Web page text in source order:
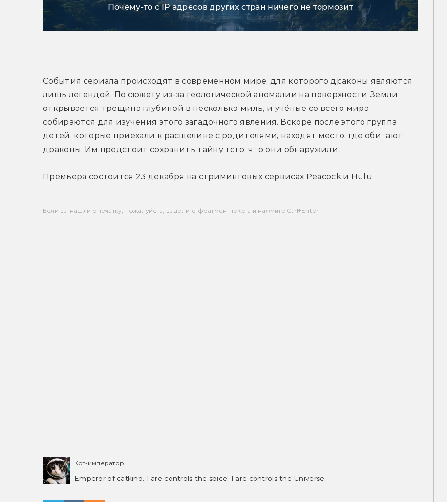
Почему-то с IP адресов других стран ничего не тормозит
События сериала происходят в современном мире, для которого драконы являются
лишь легендой. По сюжету из-за геологической аномалии на поверхности Земли
открывается трещина глубиной в несколько миль, и учёные со всего мира
собираются для изучения этого загадочного явления. Вскоре после этого группа
детей, которые приехали к расщелине с родителями, находят место, где обитают
драконы. Им предстоит сохранить тайну того, что они обнаружили.
Премьера состоится 23 декабря на стриминговых сервисах Peacock и Hulu.
Если вы нашли опечатку, пожалуйста, выделите фрагмент текста и нажмите Ctrl+Enter.
Кот-император
Emperor of catkind. I are controls the spice, I are controls the Universe.